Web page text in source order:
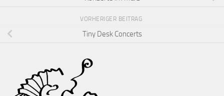
VORHERIGER BEITRAG
Tiny Desk Concerts